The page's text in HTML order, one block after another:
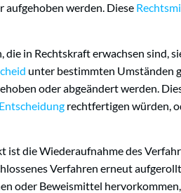
aufgehoben werden. Diese
die in Rechtskraft erwachsen sind,
unter bestimmten Umständen
oder abgeändert werden.
Entscheidung rechtfertigen würden,
die Wiederaufnahme des
Verfahren erneut
oder Beweismittel